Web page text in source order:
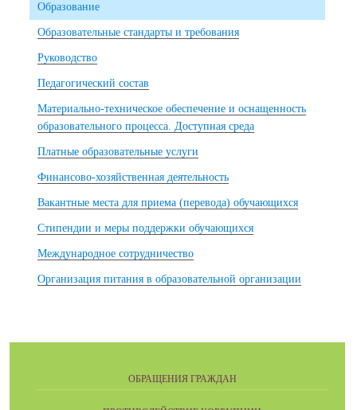
Образование
Образовательные стандарты и требования
Руководство
Педагогический состав
Материально-техническое обеспечение и оснащенность
образовательного процесса. Доступная среда
Платные образовательные услуги
Финансово-хозяйственная деятельность
Вакантные места для приема (перевода) обучающихся
Стипендии и меры поддержки обучающихся
Международное сотрудничество
Организация питания в образовательной организации
ОБРАЩЕНИЯ ГРАЖДАН